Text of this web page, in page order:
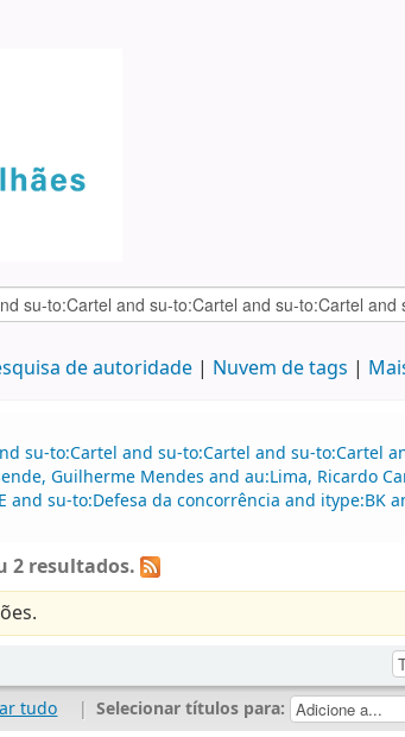
de autoridade Nuvem de tags
su-to:Cartel and su-to:Cartel and su-to:Cartel
Guilherme Mendes and au:Lima, Ricardo
and su-to:Defesa da concorrência and itype:BK
2 resultados.
tudo | Selecionar títulos para: